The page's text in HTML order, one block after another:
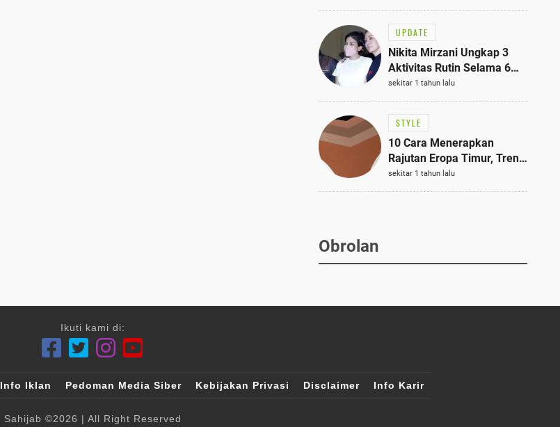
10 Thailand
UPDATE
Nikita Mirzani Ungkap 3
Aktivitas Rutin Selama 6
Bulan di Rutan Pondok
Bambu, Terungkap!
sekitar 1 tahun lalu
STYLE
10 Cara Menerapkan
Rajutan Eropa Timur, Tren
Mode Terbaik dan Paling
Dicari 2023
sekitar 1 tahun lalu
Obrolan
Ikuti kami di:
Info Iklan Pedoman Media Siber Kebijakan Privasi Disclaimer Info Karir
Sahijab ©2026 | All Right Reserved